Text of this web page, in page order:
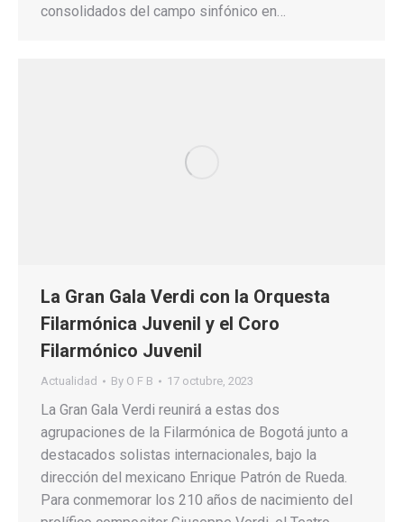
consolidados del campo sinfónico en…
La Gran Gala Verdi con la Orquesta
Filarmónica Juvenil y el Coro
Filarmónico Juvenil
Actualidad By O F B 17 octubre, 2023
La Gran Gala Verdi reunirá a estas dos
agrupaciones de la Filarmónica de Bogotá junto a
destacados solistas internacionales, bajo la
dirección del mexicano Enrique Patrón de Rueda.
Para conmemorar los 210 años de nacimiento del